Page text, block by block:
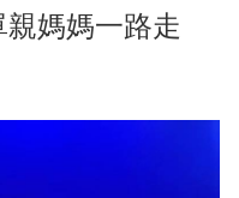
媽媽一路走